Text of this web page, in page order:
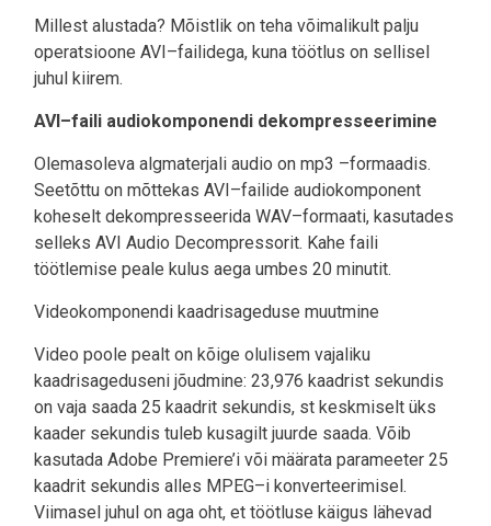
Millest alustada? Mõistlik on teha võimalikult palju
operatsioone AVI–failidega, kuna töötlus on sellisel
juhul kiirem.
AVI–faili audiokomponendi dekompresseerimine
Olemasoleva algmaterjali audio on mp3 –formaadis.
Seetõttu on mõttekas AVI–failide audiokomponent
koheselt dekompresseerida WAV–formaati, kasutades
selleks AVI Audio Decompressorit. Kahe faili
töötlemise peale kulus aega umbes 20 minutit.
Videokomponendi kaadrisageduse muutmine
Video poole pealt on kõige olulisem vajaliku
kaadrisageduseni jõudmine: 23,976 kaadrist sekundis
on vaja saada 25 kaadrit sekundis, st keskmiselt üks
kaader sekundis tuleb kusagilt juurde saada. Võib
kasutada Adobe Premiere’i või määrata parameeter 25
kaadrit sekundis alles MPEG–i konverteerimisel.
Viimasel juhul on aga oht, et töötluse käigus lähevad